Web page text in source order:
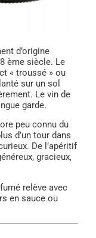
d’origine
ème siècle. Le
« troussé » ou
sur un sol
Le vin de
garde.
peu connu du
d’un tour dans
De l’apéritif
gracieux,
relève avec
en sauce ou